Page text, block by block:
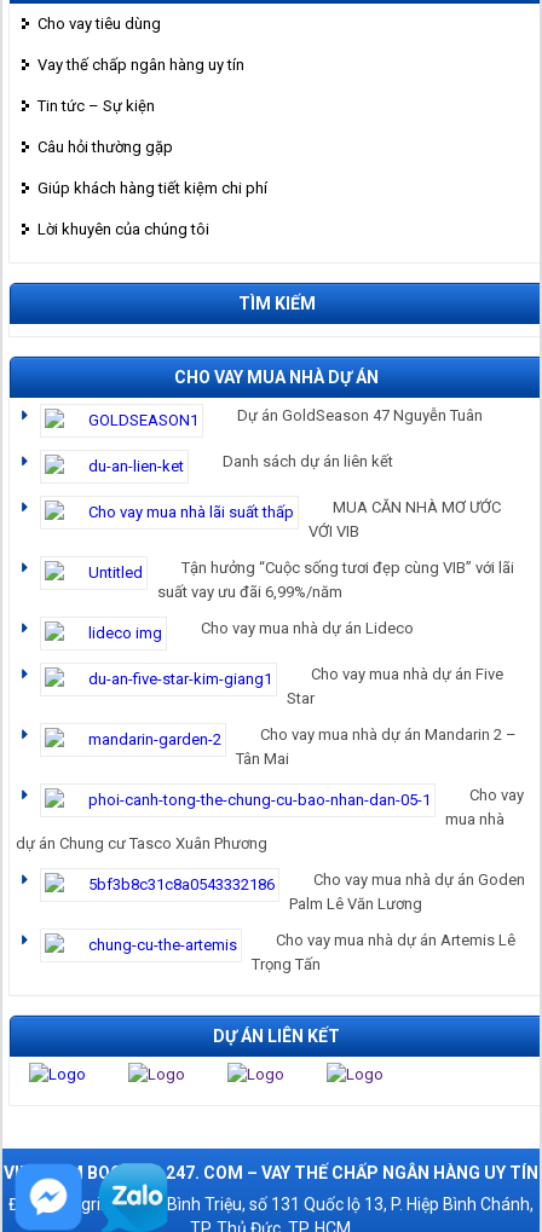
Cho vay tiêu dùng
Vay thế chấp ngân hàng uy tín
Tin tức – Sự kiện
Câu hỏi thường gặp
Giúp khách hàng tiết kiệm chi phí
Lời khuyên của chúng tôi
TÌM KIẾM
CHO VAY MUA NHÀ DỰ ÁN
Dự án GoldSeason 47 Nguyễn Tuân
Danh sách dự án liên kết
MUA CĂN NHÀ MƠ ƯỚC
VỚI VIB
Tận hưởng “Cuộc sống tươi đẹp cùng VIB” với lãi
suất vay ưu đãi 6,99%/năm
Cho vay mua nhà dự án Lideco
Cho vay mua nhà dự án Five
Star
Cho vay mua nhà dự án Mandarin 2 –
Tân Mai
Cho vay
mua nhà
dự án Chung cư Tasco Xuân Phương
Cho vay mua nhà dự án Goden
Palm Lê Văn Lương
Cho vay mua nhà dự án Artemis Lê
Trọng Tấn
DỰ ÁN LIÊN KẾT
VIET NAM BOOKING 247. COM – VAY THẾ CHẤP NGÂN HÀNG UY TÍN
Địa chỉ : Agribank CN Bình Triệu, số 131 Quốc lộ 13, P. Hiệp Bình Chánh,